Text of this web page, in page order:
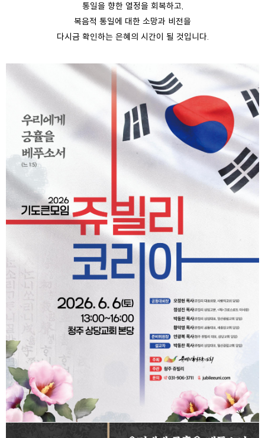
통일을 향한 열정을 회복하고,
복음적 통일에 대한 소망과 비전을
다시금 확인하는 은혜의 시간이 될 것입니다.